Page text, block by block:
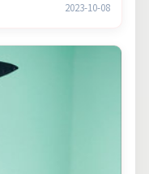
2023-10-08